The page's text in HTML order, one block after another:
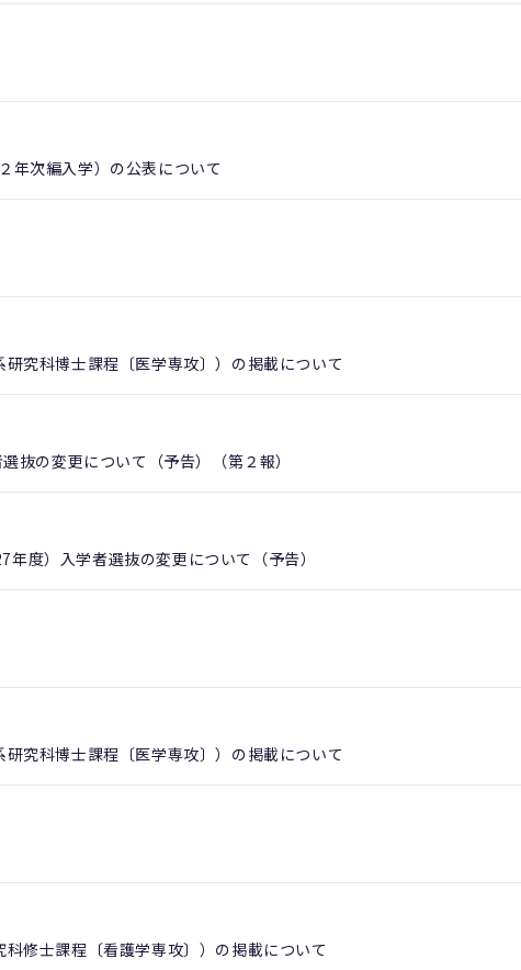
次編入学）の公表について
究科博士課程〔医学専攻〕）の掲載について
抜の変更について（予告）（第２報）
度）入学者選抜の変更について（予告）
究科博士課程〔医学専攻〕）の掲載について
修士課程〔看護学専攻〕）の掲載について